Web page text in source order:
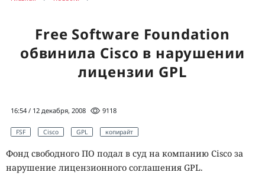
Free Software Foundation
обвинила Cisco в нарушении
лицензии GPL
16:54 / 12 декабря, 2008 9118
FSF Cisco GPL копирайт
Фонд свободного ПО подал в суд на компанию Cisco за
нарушение лицензионного соглашения GPL.